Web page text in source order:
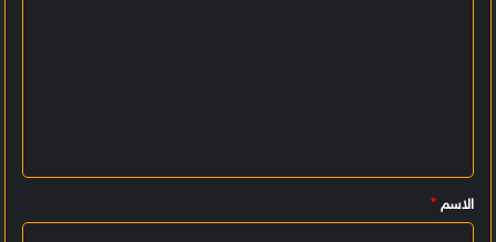
ي
ق
الاسم *